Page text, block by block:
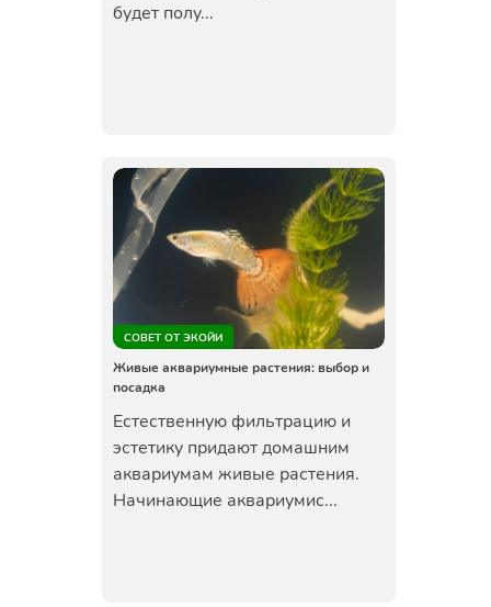
будет полу...
СОВЕТ ОТ ЭКОЙИ
Живые аквариумные растения: выбор и
посадка
Естественную фильтрацию и
эстетику придают домашним
аквариумам живые растения.
Начинающие аквариумис...